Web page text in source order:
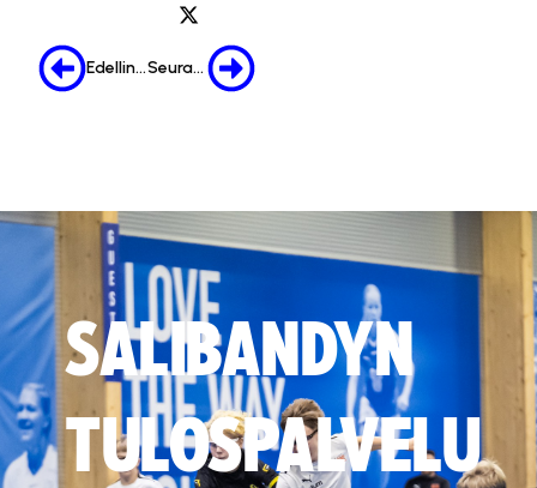
Edellinen Seuraava
SALIBANDYN
TULOSPALVELU